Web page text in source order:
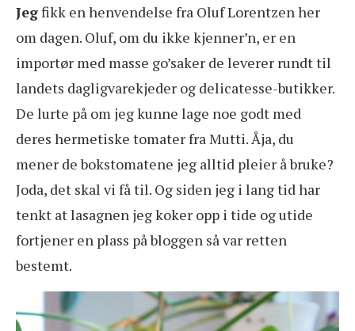
Jegfikk en henvendelse fra Oluf Lorentzen her
om dagen. Oluf, om du ikke kjenner’n, er en
importør med masse go’saker de leverer rundt til
landets dagligvarekjeder og delicatesse-butikker.
De lurte på om jeg kunne lage noe godt med
deres hermetiske tomater fra Mutti. Åja, du
mener de bokstomatene jeg alltid pleier å bruke?
Joda, det skal vi få til. Og siden jeg i lang tid har
tenkt at lasagnen jeg koker opp i tide og utide
fortjener en plass på bloggen så var retten
bestemt.